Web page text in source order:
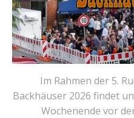
Im Rahmen der 5.
Backhäuser 2026 findet
Wochenende vor